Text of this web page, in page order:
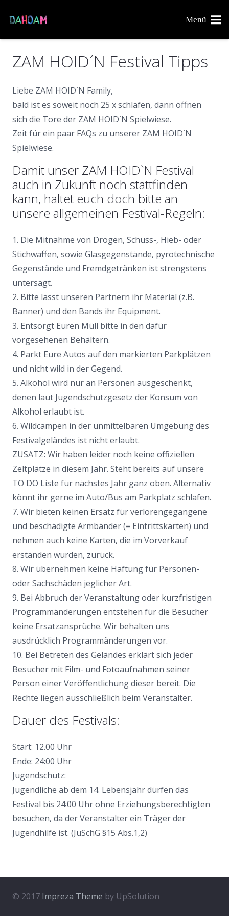
Menü
ZAM HOID´N Festival Tipps
Liebe ZAM HOID`N Family,
bald ist es soweit noch 25 x schlafen, dann öffnen
sich die Tore der ZAM HOID`N Spielwiese.
Zeit für ein paar FAQs zu unserer ZAM HOID`N
Spielwiese.
Damit unser ZAM HOID`N Festival
auch in Zukunft noch stattfinden
kann, haltet euch doch bitte an
unsere allgemeinen Festival-Regeln:
1. Die Mitnahme von Drogen, Schuss-, Hieb- oder
Stichwaffen, sowie Glasgegenstände, pyrotechnische
Gegenstände und Fremdgetränken ist strengstens
untersagt.
2. Bitte lasst unseren Partnern ihr Material (z.B.
Banner) und den Bands ihr Equipment.
3. Entsorgt Euren Müll bitte in den dafür
vorgesehenen Behältern.
4. Parkt Eure Autos auf den markierten Parkplätzen
und nicht wild in der Gegend.
5. Alkohol wird nur an Personen ausgeschenkt,
denen laut Jugendschutzgesetz der Konsum von
Alkohol erlaubt ist.
6. Wildcampen in der unmittelbaren Umgebung des
Festivalgeländes ist nicht erlaubt.
ZUSATZ: Wir haben leider noch keine offiziellen
Zeltplätze in diesem Jahr. Steht bereits auf unsere
TO DO Liste für nächstes Jahr ganz oben. Alternativ
könnt ihr gerne im Auto/Bus am Parkplatz schlafen.
7. Wir bieten keinen Ersatz für verlorengegangene
und beschädigte Armbänder (= Eintrittskarten) und
nehmen auch keine Karten, die im Vorverkauf
erstanden wurden, zurück.
8. Wir übernehmen keine Haftung für Personen-
oder Sachschäden jeglicher Art.
9. Bei Abbruch der Veranstaltung oder kurzfristigen
Programmänderungen entstehen für die Besucher
keine Ersatzansprüche. Wir behalten uns
ausdrücklich Programmänderungen vor.
10. Bei Betreten des Geländes erklärt sich jeder
Besucher mit Film- und Fotoaufnahmen seiner
Person einer Veröffentlichung dieser bereit. Die
Rechte liegen ausschließlich beim Veranstalter.
Dauer des Festivals:
Start: 12.00 Uhr
Ende: 24:00 Uhr
Jugendschutz:
Jugendliche ab dem 14. Lebensjahr dürfen das
Festival bis 24:00 Uhr ohne Erziehungsberechtigten
besuchen, da der Veranstalter ein Träger der
Jugendhilfe ist. (JuSchG §15 Abs.1,2)
© 2017 Impreza Theme by UpSolution